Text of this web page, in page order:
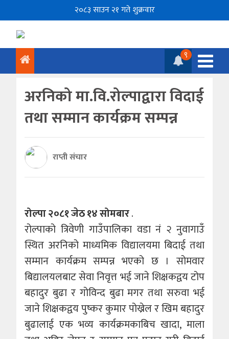
२०८३ साउन २१ गते शुक्रवार
९
अरनिको मा.वि.रोल्पाद्वारा विदाई
तथा सम्मान कार्यक्रम सम्पन्न
राप्ती संचार
रोल्पा२०८१जेठ१४सोमबार.
रोल्पाको त्रिवेणी गाउँपालिका वडा नं २ नुवागाउँ
स्थित अरनिको माध्यमिक विद्यालयमा बिदाई तथा
सम्मान कार्यक्रम सम्पन्न भएको छ । सोमवार
बिद्यालयलबाट सेवा निवृत्त भई जाने शिक्षकद्वय टोप
बहादुर बुढा र गोविन्द बुढा मगर तथा सरुवा भई
जाने शिक्षकद्वय पुष्कर कुमार पोख्रेल र खिम बहादुर
बुढालाई एक भव्य कार्यक्रमकाबिच खादा, माला